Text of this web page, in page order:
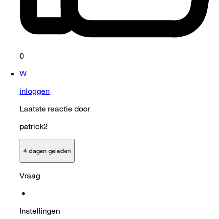
0
W
inloggen
Laatste reactie door
patrick2
4 dagen geleden
Vraag
•
Instellingen